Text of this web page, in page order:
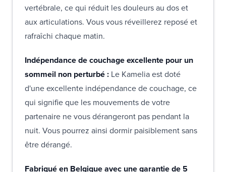
vertébrale, ce qui réduit les douleurs au dos et
aux articulations. Vous vous réveillerez reposé et
rafraîchi chaque matin.
Indépendance de couchage excellente pour un
sommeil non perturbé : Le Kamelia est doté
d'une excellente indépendance de couchage, ce
qui signifie que les mouvements de votre
partenaire ne vous dérangeront pas pendant la
nuit. Vous pourrez ainsi dormir paisiblement sans
être dérangé.
Fabriqué en Belgique avec une garantie de 5